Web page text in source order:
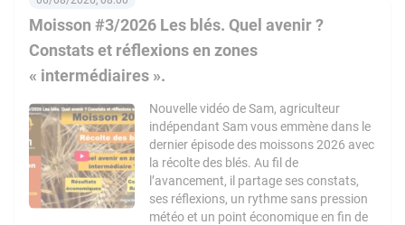
Moisson #3/2026 Les blés. Quel avenir ?
Constats et réflexions en zones
« intermédiaires ».
Nouvelle vidéo de Sam, agriculteur
indépendant Sam vous emmène dans le
dernier épisode des moissons 2026 avec
la récolte des blés. Au fil de
l’avancement, il partage ses constats,
ses réflexions, un rythme sans pression
météo et un point économique en fin de